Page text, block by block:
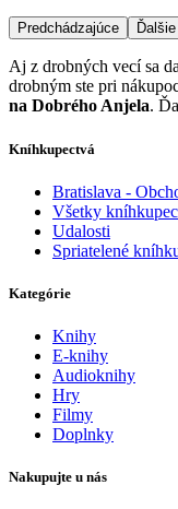
Predchádzajúce Ďalšie
Aj z drobných vecí sa
drobným ste pri
na Dobrého Anjela.
Kníhkupectvá
Bratislava -
Všetky
Udalosti
Spriatelené
Kategórie
Knihy
E-knihy
Audioknihy
Hry
Filmy
Doplnky
Nakupujte u nás